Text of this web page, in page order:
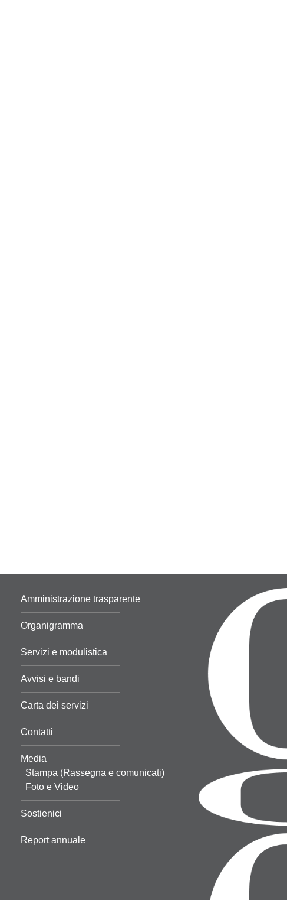
Amministrazione trasparente
Organigramma
Servizi e modulistica
Avvisi e bandi
Carta dei servizi
Contatti
Media
Stampa (Rassegna e comunicati)
Foto e Video
Sostienici
Report annuale